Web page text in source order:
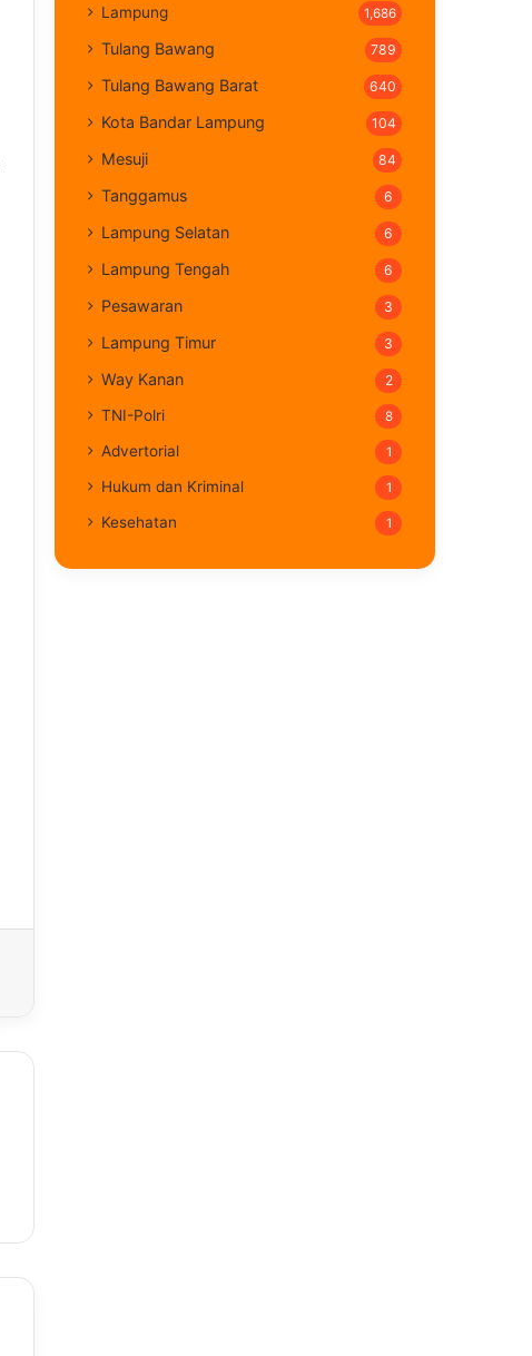
Lampung 1,686
Tulang Bawang 789
Tulang Bawang Barat 640
Kota Bandar Lampung 104
Mesuji 84
Tanggamus 6
Lampung Selatan 6
Lampung Tengah 6
Pesawaran 3
Lampung Timur 3
Way Kanan 2
TNI-Polri 8
Advertorial 1
Hukum dan Kriminal 1
Kesehatan 1